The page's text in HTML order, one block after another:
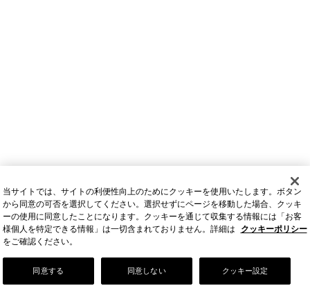
Our Story
当サイトでは、サイトの利便性向上のためにクッキーを使用いたします。ボタン
から同意の可否を選択してください。選択せずにページを移動した場合、クッキ
ーの使用に同意したことになります。クッキーを通じて収集する情報には「お客
様個人を特定できる情報」は一切含まれておりません。詳細は
クッキーポリシー
をご確認ください。
クッキー設定
同意しない
同意する